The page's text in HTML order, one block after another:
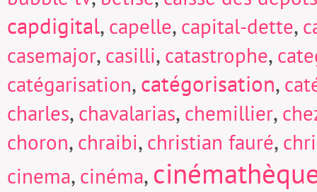
capdigital, capelle, capital-dette,
casemajor, casilli, catastrophe,
catégarisation,catégorisation,
charles, chavalarias, chemillier,
choron, chraibi, christian fauré,
cinema, cinéma,